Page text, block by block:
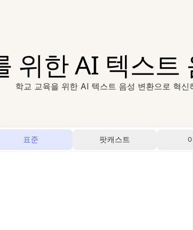
위한 AI 텍스트
학교 교육을 위한 AI 텍스트 음성 변환으로 혁신
표준 팟캐스트